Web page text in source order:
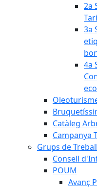
2a
3a
4a
Catàleg
Campanya
Grups de
Consell
POUM
Avanç